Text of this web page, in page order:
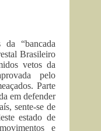
da “bancada
Brasileiro
vetos da
pelo
Parte
em defender
sente-se de
estado de
e